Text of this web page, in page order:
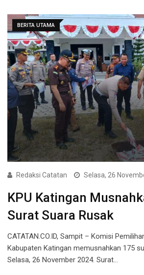
BERITA UTAMA
Redaksi Catatan Selasa, 26
KPU Katingan
Surat Suara Rusak
CATATAN.CO.ID, Sampit – Komisi
Kabupaten Katingan memusnahkan 175
Selasa, 26 November 2024. Surat…